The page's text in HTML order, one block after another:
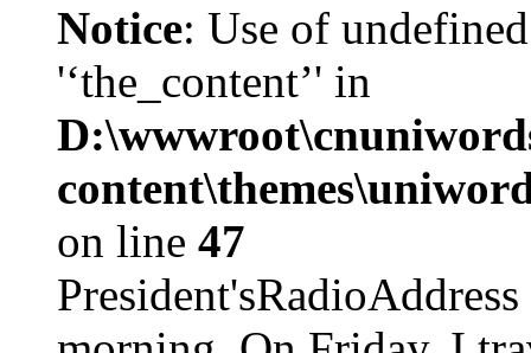
Notice: Use of
'‘the_content’' in
on line 47